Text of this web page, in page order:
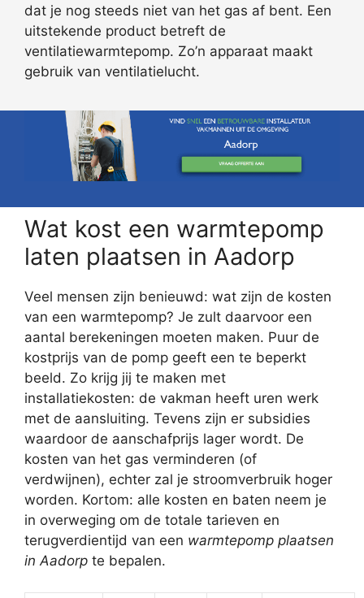
dat je nog steeds niet van het gas af bent. Een
uitstekende product betreft de
ventilatiewarmtepomp. Zo’n apparaat maakt
gebruik van ventilatielucht.
Wat kost een warmtepomp
laten plaatsen in Aadorp
Veel mensen zijn benieuwd: wat zijn de kosten
van een warmtepomp? Je zult daarvoor een
aantal berekeningen moeten maken. Puur de
kostprijs van de pomp geeft een te beperkt
beeld. Zo krijg jij te maken met
installatiekosten: de vakman heeft uren werk
met de aansluiting. Tevens zijn er subsidies
waardoor de aanschafprijs lager wordt. De
kosten van het gas verminderen (of
verdwijnen), echter zal je stroomverbruik hoger
worden. Kortom: alle kosten en baten neem je
in overweging om de totale tarieven en
terugverdientijd van een warmtepomp plaatsen
in Aadorp te bepalen.